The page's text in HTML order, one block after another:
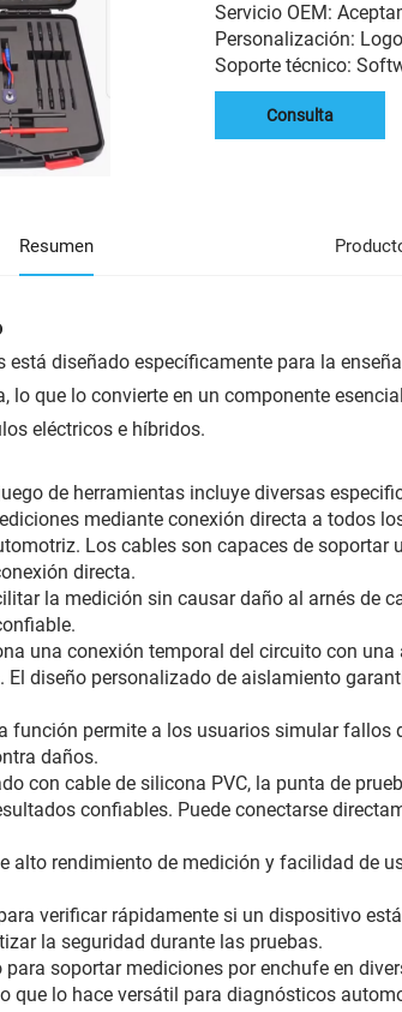
Servicio OEM:
Personalización:
Soporte técnico:
Consulta
Resumen
está diseñado específicamente para la
lo que lo convierte en un componente
eléctricos e híbridos.
de herramientas incluye diversas
mediante conexión directa a todos
Los cables son capaces de soportar
directa.
la medición sin causar daño al arnés de
una conexión temporal del circuito con
El diseño personalizado de aislamiento
función permite a los usuarios simular fallos
daños.
con cable de silicona PVC, la punta de
confiables. Puede conectarse
alto rendimiento de medición y facilidad de
verificar rápidamente si un dispositivo
la seguridad durante las pruebas.
para soportar mediciones por enchufe en
que lo hace versátil para diagnósticos